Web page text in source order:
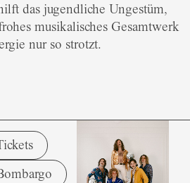
das jugendliche Ungestüm,
musikalisches Gesamtwerk
nur so strotzt.